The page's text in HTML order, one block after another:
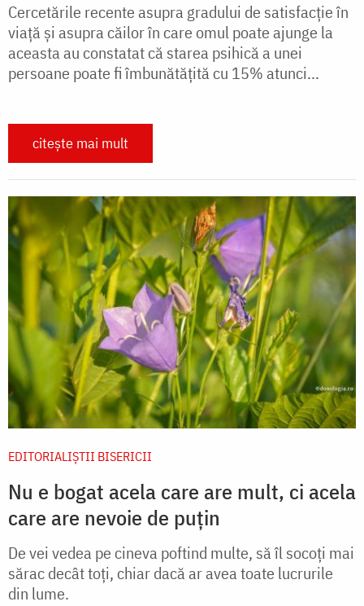
Cercetările recente asupra gradului de satisfacție în
viață și asupra căilor în care omul poate ajunge la
aceasta au constatat că starea psihică a unei
persoane poate fi îmbunătățită cu 15% atunci...
citește mai mult
EDITORIALIȘTII BISERICII
Nu e bogat acela care are mult, ci acela
care are nevoie de puțin
De vei vedea pe cineva poftind multe, să îl socoți mai
sărac decât toți, chiar dacă ar avea toate lucrurile
din lume.